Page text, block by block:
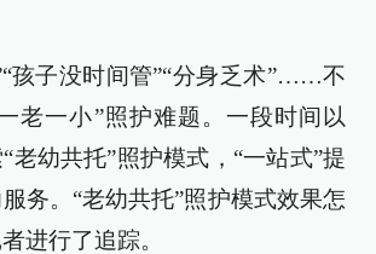
孩子没时间管”“分身乏术”……不
老一小”照护难题。一段时间以
老幼共托”照护模式，“一站式”提
务。“老幼共托”照护模式效果怎
进行了追踪。